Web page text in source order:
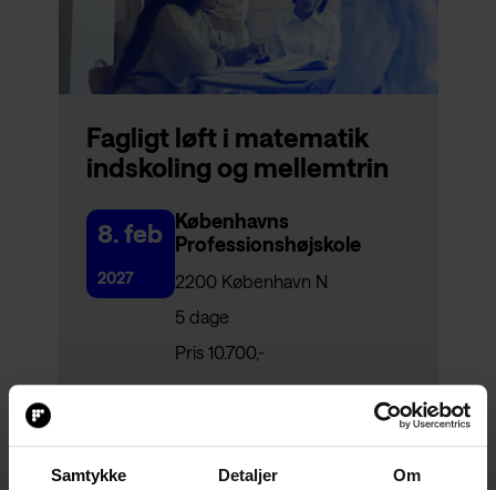
Samtykke Detaljer Om
Fagligt løft i matematik
indskoling og mellemtrin
8. feb
2027
Københavns
Professionshøjskole
2200 København N
5 dage
Pris 10.700,-